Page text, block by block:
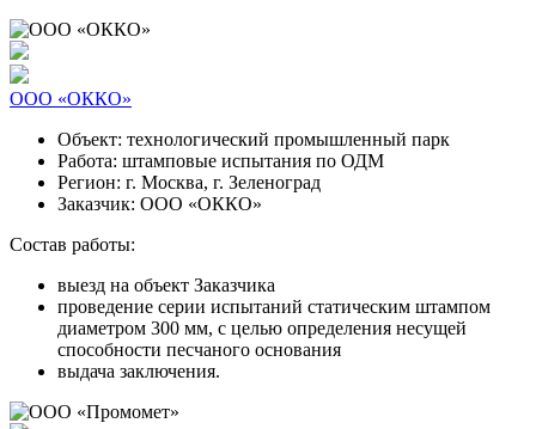
ООО «ОККО»
Объект: технологический промышленный парк
Работа: штамповые испытания по ОДМ
Регион: г. Москва, г. Зеленоград
Заказчик: ООО «ОККО»
Состав работы:
выезд на объект Заказчика
проведение серии испытаний статическим штампом
диаметром 300 мм, с целью определения несущей
способности песчаного основания
выдача заключения.